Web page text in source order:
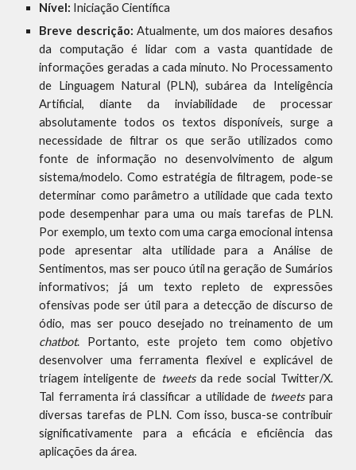
Nível: Iniciação Científica
Breve descrição: Atualmente, um dos maiores desafios
da computação é lidar com a vasta quantidade de
informações geradas a cada minuto. No Processamento
de Linguagem Natural (PLN), subárea da Inteligência
Artificial, diante da inviabilidade de processar
absolutamente todos os textos disponíveis, surge a
necessidade de filtrar os que serão utilizados como
fonte de informação no desenvolvimento de algum
sistema/modelo. Como estratégia de filtragem, pode-se
determinar como parâmetro a utilidade que cada texto
pode desempenhar para uma ou mais tarefas de PLN.
Por exemplo, um texto com uma carga emocional intensa
pode apresentar alta utilidade para a Análise de
Sentimentos, mas ser pouco útil na geração de Sumários
informativos; já um texto repleto de expressões
ofensivas pode ser útil para a detecção de discurso de
ódio, mas ser pouco desejado no treinamento de um
chatbot. Portanto, este projeto tem como objetivo
desenvolver uma ferramenta flexível e explicável de
triagem inteligente de tweetsda rede social Twitter/X.
Tal ferramenta irá classificar a utilidade de tweets para
diversas tarefas de PLN. Com isso, busca-se contribuir
significativamente para a eficácia e eficiência das
aplicações da área.